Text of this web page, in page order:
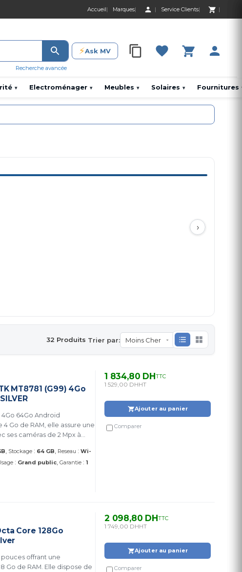
Accueil Marques Service Clients
0 Produit 0,00
Recherche avancée
⚡Ask MV 0 Produit 0,00 DH
▾ Electroménager ▾ Meubles ▾ Solaires ▾ Fournitures
›
Trier par:
32 Produits
MT8781 (G99) 4Go
4Go 64Go Android
4 Go de RAM, elle assure une
ses caméras de 2 Mpx à
Stockage : 64 GB Reseau : Wi-
: Grand public Garantie : 1
1 834,80 DHTTC
1 529,00 DHHT
Ajouter au panier
Comparer
Core 128Go
offrant une
Go de RAM. Elle dispose de
2 098,80 DHTTC
1 749,00 DHHT
Ajouter au panier
Comparer